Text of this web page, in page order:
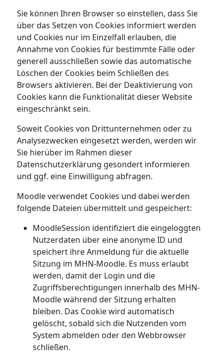
Sie können Ihren Browser so einstellen, dass Sie
über das Setzen von Cookies informiert werden
und Cookies nur im Einzelfall erlauben, die
Annahme von Cookies für bestimmte Fälle oder
generell ausschließen sowie das automatische
Löschen der Cookies beim Schließen des
Browsers aktivieren. Bei der Deaktivierung von
Cookies kann die Funktionalität dieser Website
eingeschränkt sein.
Soweit Cookies von Drittunternehmen oder zu
Analysezwecken eingesetzt werden, werden wir
Sie hierüber im Rahmen dieser
Datenschutzerklärung gesondert informieren
und ggf. eine Einwilligung abfragen.
Moodle verwendet Cookies und dabei werden
folgende Dateien übermittelt und gespeichert:
MoodleSession identifiziert die eingeloggten
Nutzerdaten über eine anonyme ID und
speichert ihre Anmeldung für die aktuelle
Sitzung im MHN-Moodle. Es muss erlaubt
werden, damit der Login und die
Zugriffsberechtigungen innerhalb des MHN-
Moodle während der Sitzung erhalten
bleiben. Das Cookie wird automatisch
gelöscht, sobald sich die Nutzenden vom
System abmelden oder den Webbrowser
schließen.